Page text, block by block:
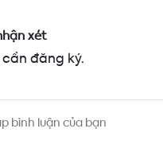
xét
đăng ký.